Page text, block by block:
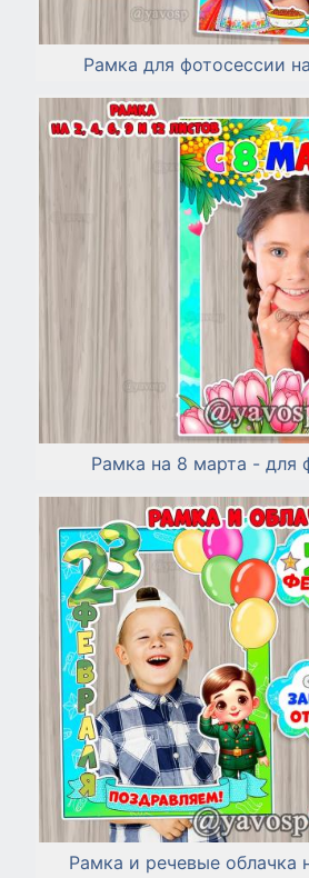
Рамка для фотосессии
Рамка на 8 марта - для
Рамка и речевые облачка